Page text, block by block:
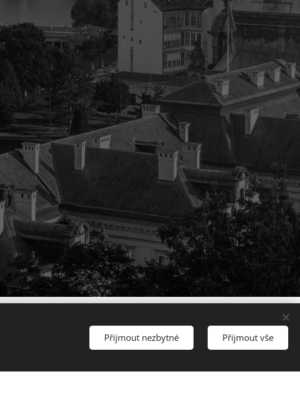
Přijmout nezbytné Přijmout vše